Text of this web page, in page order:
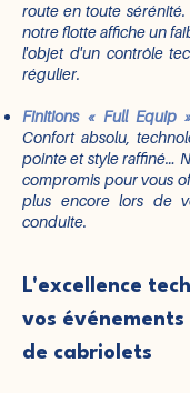
route en toute
notre flotte affiche un
l'objet d'un contrôle
régulier.
Finitions « Full Equip
Confort absolu,
pointe et style raffiné…
compromis pour vous
plus encore lors de
conduite.
L'excellence
vos
de cabriolets